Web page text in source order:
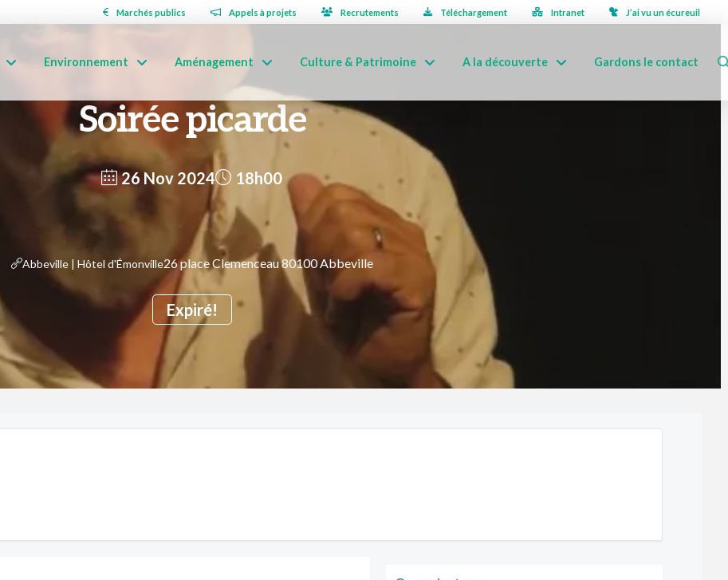
Marchés publics Appels à projets Recrutements Téléchargement Intranet J’ai vu un écureuil
Environnement Aménagement Culture & Patrimoine A la découverte Gardons le contact
Soirée picarde
26 Nov 2024
Expiré!
18h00
Abbeville | Hôtel d'Émonville26 place Clemenceau 80100 Abbeville